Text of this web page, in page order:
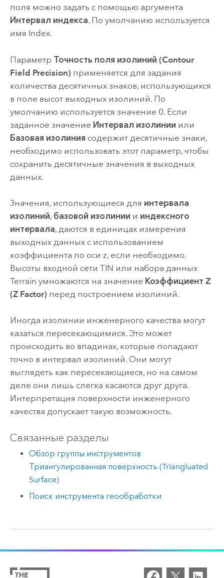
поля можно задать с помощью аргумента
Интервал индекса. По умолчанию используется
имя Index.
Параметр Точность поля изолиний (Contour
Field Precision) применяется для задания
количества десятичных знаков, использующихся
в поле высот выходных изолиний. По
умолчанию используется значение 0. Если
заданное значение Интервал изолинии или
Базовая изолиния содержит десятичные знаки,
необходимо использовать этот параметр, чтобы
сохранить десятичные значения в выходных
данных.
Значения, использующиеся для интервала
изолиний, базовой изолинии и индексного
интервала, даются в единицах измерения
выходных данных с использованием
коэффициента по оси z, если необходимо.
Высоты входной сети TIN или набора данных
Terrain умножаются на значение Коэффициент Z
(Z Factor) перед построением изолиний.
Иногда изолинии инженерного качества могут
казаться пересекающимися. Это может
происходить во впадинах, которые попадают
точно в интервал изолиний. Они могут
выглядеть как пересекающиеся, но на самом
деле они лишь слегка касаются друг друга.
Интерпретация поверхности инженерного
качества допускает такую возможность.
Связанные разделы
Обзор группы инструментов
Триангулированная поверхность (Triangluated
Surface)
Поиск инструмента геообработки